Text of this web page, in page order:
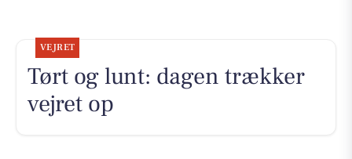
VEJRET
Tørt og lunt: dagen trækker
vejret op